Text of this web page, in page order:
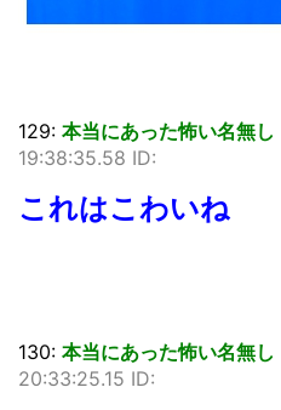
129: 本当にあった怖い名無し
19:38:35.58 ID:
これはこわいね
130: 本当にあった怖い名無し
20:33:25.15 ID: